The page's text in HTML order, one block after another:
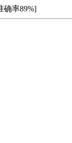
确率89%]